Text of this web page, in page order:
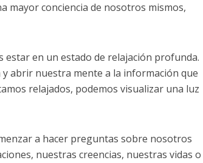
mayor conciencia de nosotros mismos,
estar en un estado de relajación profunda.
abrir nuestra mente a la información que
relajados, podemos visualizar una luz
a hacer preguntas sobre nosotros
nuestras creencias, nuestras vidas o